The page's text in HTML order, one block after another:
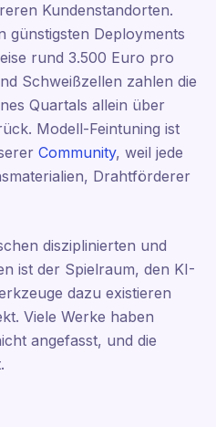
Kundenstandorten.
günstigsten Deployments
rund 3.500 Euro pro
Schweißzellen zahlen die
Quartals allein über
Modell-Feintuning ist
Community, weil jede
Drahtförderer
disziplinierten und
ist der Spielraum, den KI-
dazu existieren
Viele Werke haben
angefasst, und die